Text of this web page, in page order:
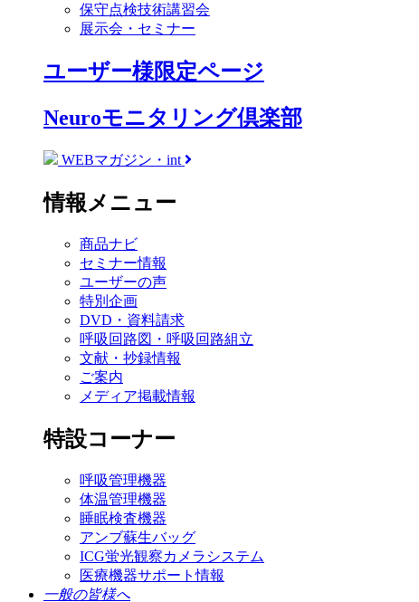
保守点検技術講習会
展示会・セミナー
ユーザー様限定ページ
Neuroモニタリング倶楽部
WEBマガジン・int
情報メニュー
商品ナビ
セミナー情報
ユーザーの声
特別企画
DVD・資料請求
呼吸回路図・呼吸回路組立
文献・抄録情報
ご案内
メディア掲載情報
特設コーナー
呼吸管理機器
体温管理機器
睡眠検査機器
アンブ蘇生バッグ
ICG蛍光観察カメラシステム
医療機器サポート情報
一般の皆様へ